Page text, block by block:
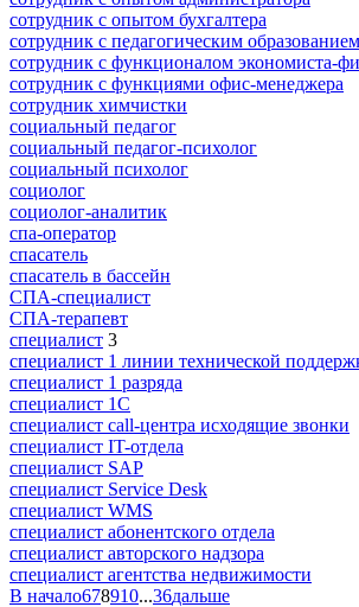
сотрудник с опытом бухгалтера
сотрудник с педагогическим образованием
сотрудник с функционалом экономиста-
сотрудник с функциями офис-менеджера
сотрудник химчистки
социальный педагог
социальный педагог-психолог
социальный психолог
социолог
социолог-аналитик
спа-оператор
спасатель
спасатель в бассейн
СПА-специалист
СПА-терапевт
специалист 3
специалист 1 линии технической
специалист 1 разряда
специалист 1С
специалист call-центра исходящие звонки
специалист IT-отдела
специалист SAP
специалист Service Desk
специалист WMS
специалист абонентского отдела
специалист авторского надзора
специалист агентства недвижимости
В начало678910...36дальше